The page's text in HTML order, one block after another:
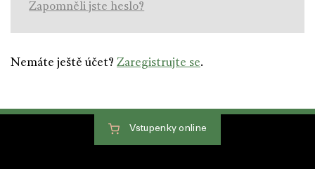
Zapomněli jste heslo?
Nemáte ještě účet? Zaregistrujte se.
Vstupenky online